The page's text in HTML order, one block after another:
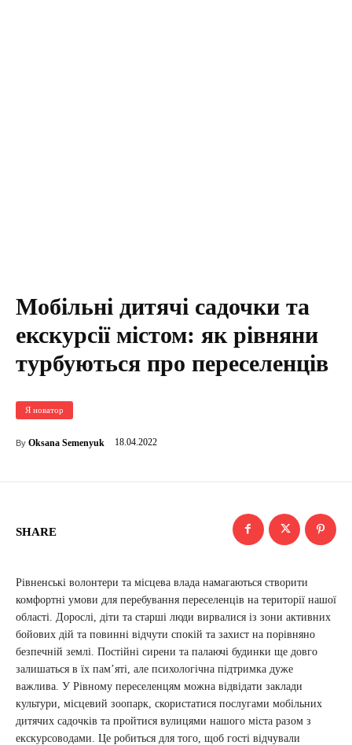
Мобільні дитячі садочки та
екскурсії містом: як рівняни
турбуються про переселенців
Я новатор
By Oksana Semenyuk 18.04.2022
SHARE
Рівненські волонтери та місцева влада намагаються створити
комфортні умови для перебування переселенців на території нашої
області. Дорослі, діти та старші люди вирвалися із зони активних
бойових дій та повинні відчути спокій та захист на порівняно
безпечній землі. Постійні сирени та палаючі будинки ще довго
залишаться в їх пам’яті, але психологічна підтримка дуже
важлива. У Рівному переселенцям можна відвідати заклади
культури, місцевий зоопарк, скористатися послугами мобільних
дитячих садочків та пройтися вулицями нашого міста разом з
екскурсоводами. Це робиться для того, щоб гості відчували